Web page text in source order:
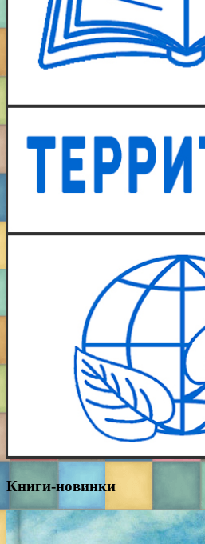
Книги-новинки